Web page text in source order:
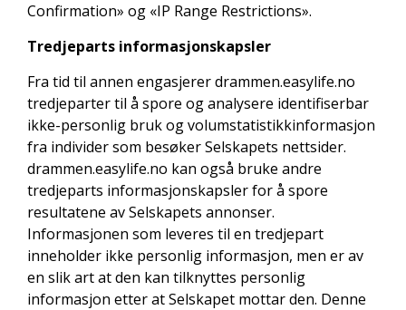
Confirmation» og «IP Range Restrictions».
Tredjeparts informasjonskapsler
Fra tid til annen engasjerer drammen.easylife.no
tredjeparter til å spore og analysere identifiserbar
ikke-personlig bruk og volumstatistikkinformasjon
fra individer som besøker Selskapets nettsider.
drammen.easylife.no kan også bruke andre
tredjeparts informasjonskapsler for å spore
resultatene av Selskapets annonser.
Informasjonen som leveres til en tredjepart
inneholder ikke personlig informasjon, men er av
en slik art at den kan tilknyttes personlig
informasjon etter at Selskapet mottar den. Denne